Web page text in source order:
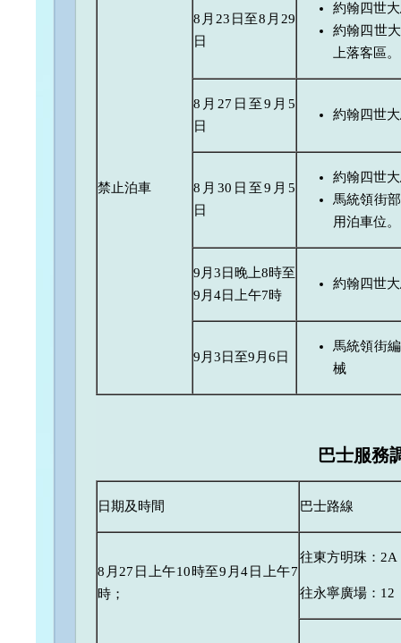
禁止泊車
8月23日至8月29
日
約翰四世
約翰四世
上落客區。
8月27日至9月5
日
約翰四世
8月30日至9月5
日
約翰四世
馬統領街
用泊車位。
9月3日晚上8時至
9月4日上午7時
約翰四世
9月3日至9月6日
馬統領街
械
巴士服務
日期及時間 巴士路線
8月27日上午10時至9月4日上午7
時；
往東方明珠：2A
往永寧廣場：12